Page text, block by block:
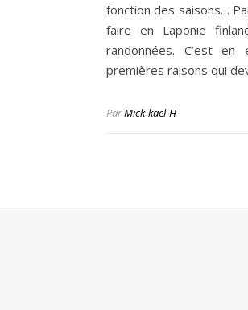
fonction des saisons…
faire en Laponie
randonnées. C’est
premières raisons qui
ParMick-kael-H